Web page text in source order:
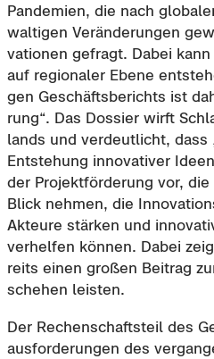
Pan­de­mien, die nach
wal­ti­gen Ver­än­de­run­gen
va­tio­nen ge­fragt. Dabei
auf re­gio­na­ler Ebene
gen Ge­schäfts­be­richts ist
rung“. Das Dos­sier wirft
lands und ver­deut­licht, dass
Ent­ste­hung in­no­va­ti­ver
der Pro­jekt­för­de­rung vor,
Blick neh­men, die
Ak­teu­re stär­ken und
ver­hel­fen kön­nen. Dabei
reits einen gro­ßen Bei­trag
sche­hen leis­ten.
Der Re­chen­schafts­teil des
aus­for­de­run­gen des